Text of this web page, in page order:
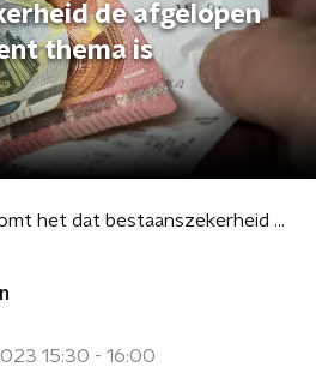
de afgelopen
thema is
Hoe komt het dat bestaanszekerheid de afgelopen tijd zo'n urgent thema is geworden?
15:30 - 16:00